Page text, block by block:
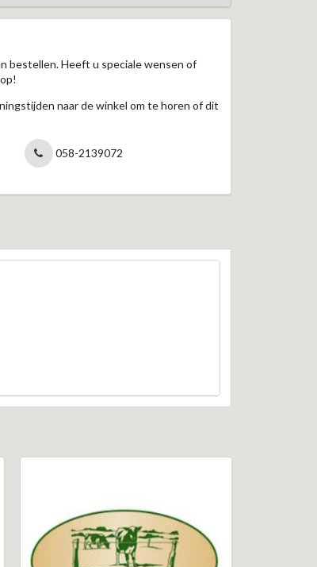
bestellen. Heeft u speciale wensen of
naar de winkel om te horen of dit
058-2139072